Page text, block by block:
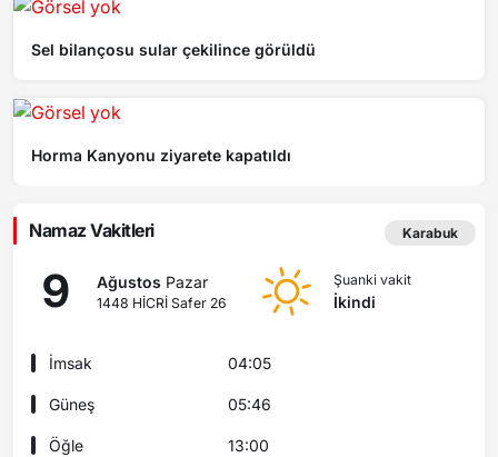
Sel bilançosu sular çekilince görüldü
Horma Kanyonu ziyarete kapatıldı
Namaz Vakitleri Karabuk
9 Ağustos Pazar
1448 HİCRİ Safer 26
Şuanki vakit
İkindi
İmsak 04:05
Güneş 05:46
Öğle 13:00